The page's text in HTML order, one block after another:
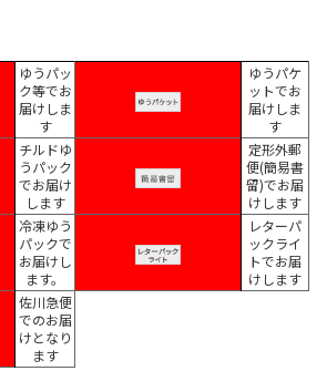
ゆうパッ
ク等でお
届けしま
す
ゆうパケ
ットでお
届けしま
す
チルドゆ
うパック
でお届け
します
定形外郵
便(簡易書
留)でお届
けします
冷凍ゆう
パックで
お届けし
ます。
レターパ
ックライ
トでお届
けします
佐川急便
でのお届
けとなり
ます